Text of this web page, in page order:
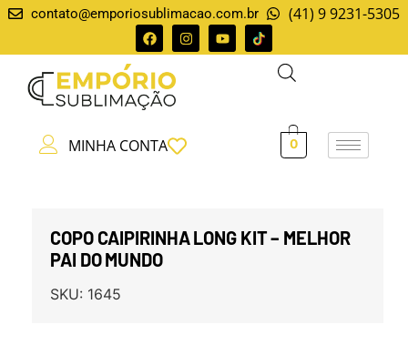
contato@emporiosublimacao.com.br (41) 9 9231-5305
MINHA CONTA 0
COPO CAIPIRINHA LONG KIT – MELHOR
PAI DO MUNDO
SKU: 1645